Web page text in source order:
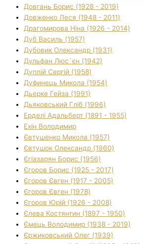
Довгань Борис (1928 - 2019)
Довженко Леся (1948 - 2011)
Драгомирова Ніна (1926 - 2014)
Дуб Василь (1957)
Дубовик Олександр (1931)
Дульфан Люс`єн (1942)
Дуплій Сергій (1958)
Дуфинець Микола (1954)
Дьерке Гейза (1991)
Дьяковський Гліб (1996)
Ерделі Адальберт (1891 - 1955)
Ехін Володимир
Євтушенко Микола (1957)
Євтушок Олександр (1960)
Єгіазарян Борис (1956)
Єгоров Борис (1925 - 2017)
Єгоров Євген (1917 - 2005)
Єгоров Євген (1978)
Єгоров Юрій (1926 - 2008)
Єлева Костянтин (1897 - 1950)
Ємець Володимир (1938 - 2019)
Єржиковський Олег (1939)